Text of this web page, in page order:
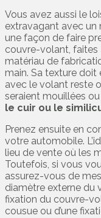
Vous avez aussi le
extravagant avec un
une façon de faire
couvre-volant,
matériau de
main. Sa texture
avec le volant reste
seraient mouillées
le cuir ou le
Prenez ensuite en
votre automobile.
lieu de vente où les
Toutefois, si vous
assurez-vous de
diamètre externe du
fixation du couvre-
cousue ou d’une